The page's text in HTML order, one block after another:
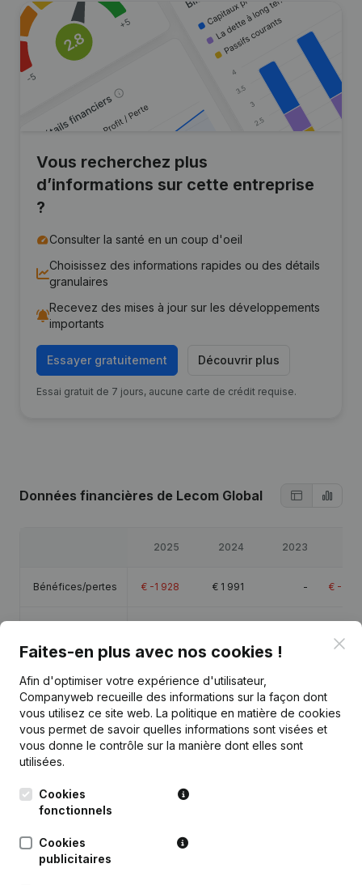
Vous recherchez plus
d’informations sur cette entreprise
?
Consulter la santé en un coup d'oeil
Choisissez des informations rapides ou des détails
granulaires
Recevez des mises à jour sur les développements
importants
Essayer gratuitement Découvrir plus
Essai gratuit de 7 jours, aucune carte de crédit requise.
Données financières de Lecom Global
2025 2024 2023
Bénéfices/pertes € -1 928 € 1 991 - € -31
-19
Publications
Date
29-05-2026 Demissions - Nominations
Faites-en plus avec nos cookies !
Afin d'optimiser votre expérience d'utilisateur,
Companyweb recueille des informations sur la façon dont
vous utilisez ce site web. La politique en matière de cookies
vous permet de savoir quelles informations sont visées et
vous donne le contrôle sur la manière dont elles sont
utilisées.
Cookies
fonctionnels
Cookies
publicitaires